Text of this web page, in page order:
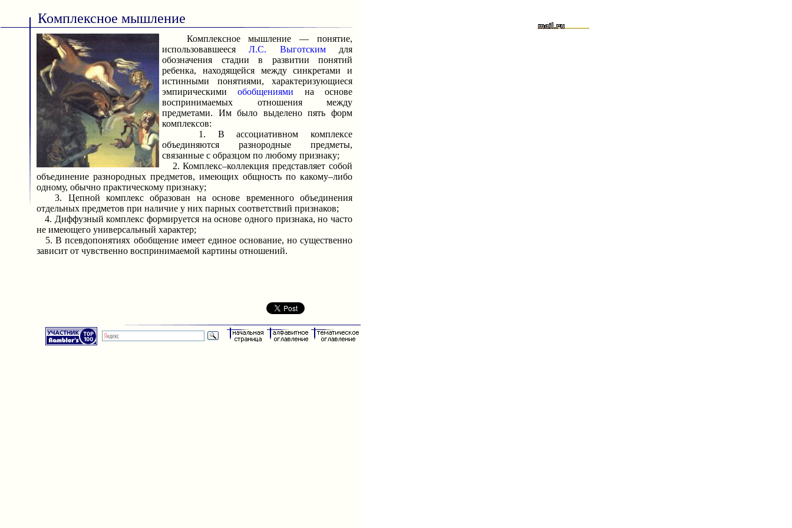
Комплексное мышление
Комплексное мышление — понятие,
использовавшеесяЛ.С. Выготскимдля
обозначения стадии в развитии понятий
ребенка, находящейся между синкретами и
истинными понятиями, характеризующиеся
эмпирическимиобобщениями на основе
воспринимаемых отношения между
предметами. Им было выделено пять форм
комплексов:
1. В ассоциативном комплексе
объединяются разнородные предметы,
связанные с образцом по любому признаку;
2. Комплекс–коллекция представляет собой
объединение разнородных предметов, имеющих общность по какому–либо
одному, обычно практическому признаку;
3. Цепной комплекс образован на основе временного объединения
отдельных предметов при наличие у них парных соответствий признаков;
4. Диффузный комплекс формируется на основе одного признака, но часто
не имеющего универсальный характер;
5. В псевдопонятиях обобщение имеет единое основание, но существенно
зависит от чувственно воспринимаемой картины отношений.